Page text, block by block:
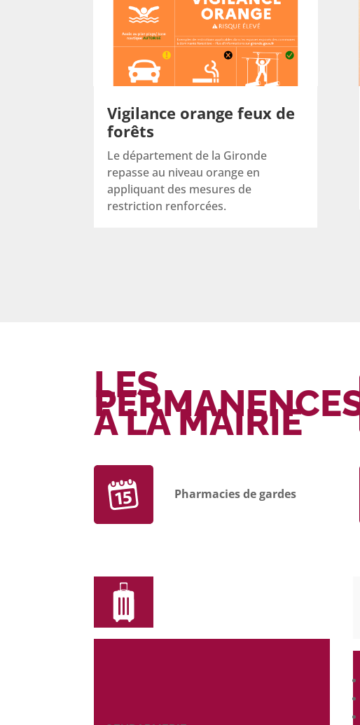
Vigilance orange feux de
forêts
Le département de la Gironde
repasse au niveau orange en
appliquant des mesures de
restriction renforcées.
LES
PERMANENCES
À LA MAIRIE
Pharmacies de gardes